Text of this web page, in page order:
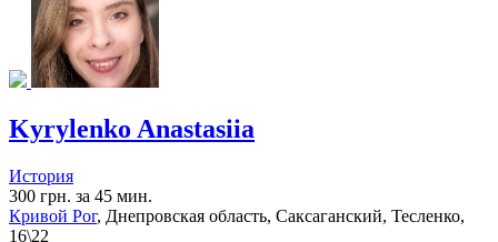
Kyrylenko Anastasiia
История
300 грн. за 45 мин.
Кривой Рог, Днепровская область, Саксаганский, Тесленко,
16\22